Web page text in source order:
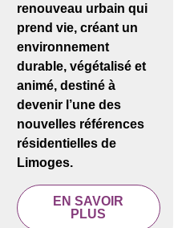
renouveau urbain qui
prend vie, créant un
environnement
durable, végétalisé et
animé, destiné à
devenir l’une des
nouvelles références
résidentielles de
Limoges.
EN SAVOIR
PLUS